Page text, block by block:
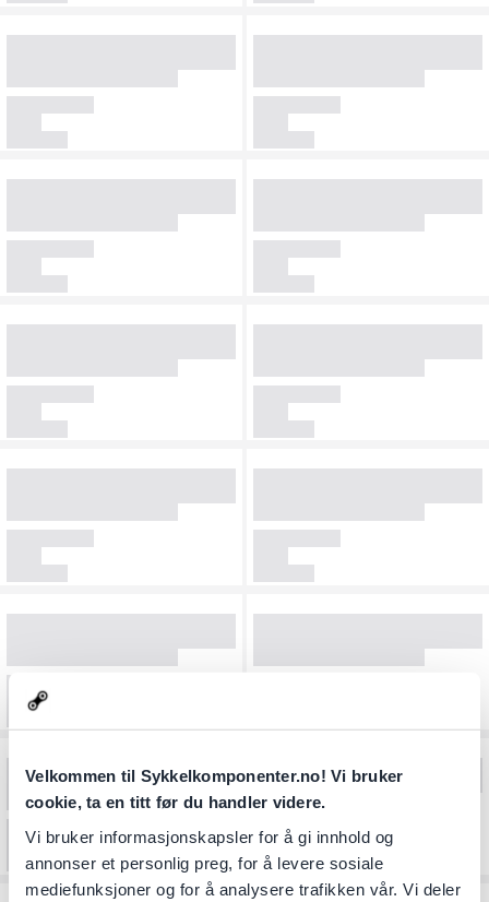
Velkommen til Sykkelkomponenter.no! Vi bruker
cookie, ta en titt før du handler videre.
Vi bruker informasjonskapsler for å gi innhold og
annonser et personlig preg, for å levere sosiale
mediefunksjoner og for å analysere trafikken vår. Vi deler